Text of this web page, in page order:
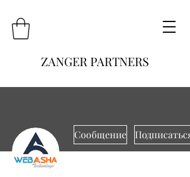
ZANGER PARTNERS
Сообщение Подписаться